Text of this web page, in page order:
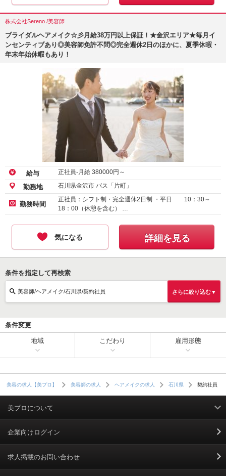
株式会社Sereno /美容師
ブライダルヘアメイク☆彡月給38万円以上保証！★金沢エリア★毎月イ
ンセンティブあり◎美容師免許不問◎完全週休2日のほかに、夏季休暇・
年末年始休暇もあり！
給与 正社員-月給 380000円～
勤務地 石川県金沢市 バス「片町」
勤務時間
正社員：シフト制・完全週休2日制 ・平日 10：30～
18：00（休憩を含む） …
気になる 詳細を見る
条件を指定して再検索
美容師/ヘアメイク/石川県/契約社員 さらに絞り込む▼
条件変更
地域 こだわり 雇用形態
美容の求人【美プロ】 美容師の求人 ヘアメイクの求人 石川県 契約社員
美プロについて
利用規約
掲載規約
企業向けログイン
求人掲載のお問い合わせ